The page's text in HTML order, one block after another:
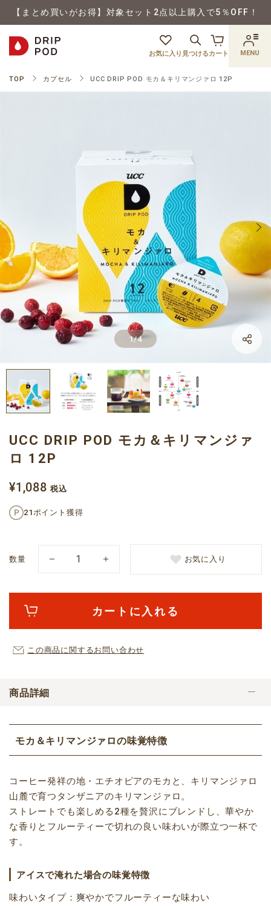
【まとめ買いがお得】対象セット2点以上購入で5％OFF！
お気に入り 見つけるカート MENU
TOP カプセル UCC DRIP POD モカ＆キリマンジァロ 12P
1/4
LINE
X
UCC DRIP POD モカ＆キリマンジァ
ロ 12P
¥1,088 税込
21ポイント獲得
数量 お気に入り
カートに入れる
この商品に関するお問い合わせ
商品詳細
モカ＆キリマンジァロの味覚特徴
コーヒー発祥の地・エチオピアのモカと、キリマンジァロ
山麓で育つタンザニアのキリマンジァロ。
ストレートでも楽しめる2種を贅沢にブレンドし、華やか
な香りとフルーティーで切れの良い味わいが際立つ一杯で
す。
アイスで淹れた場合の味覚特徴
味わいタイプ：爽やかでフルーティーな味わい